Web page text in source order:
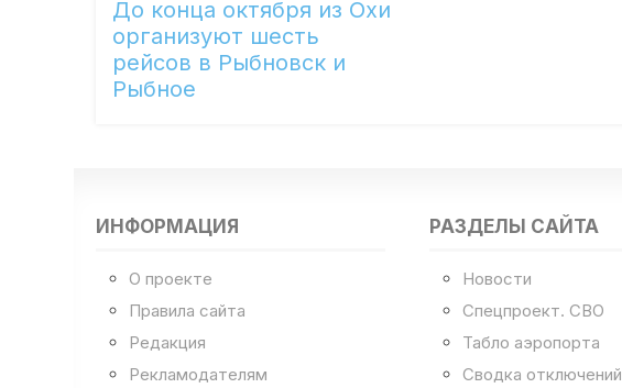
До конца октября из Охи
организуют шесть
рейсов в Рыбновск и
Рыбное
ИНФОРМАЦИЯ
О проекте
Правила сайта
Редакция
Рекламодателям
РАЗДЕЛЫ САЙТА
Новости
Спецпроект. СВО
Табло аэропорта
Сводка отключений